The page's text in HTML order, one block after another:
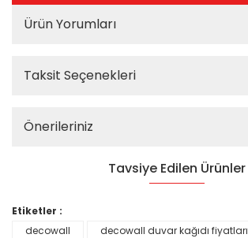
Ürün Yorumları
Taksit Seçenekleri
Önerileriniz
Tavsiye Edilen Ürünler
Etiketler :
decowall
decowall duvar kağıdı fiyatları